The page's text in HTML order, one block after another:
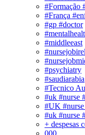
#Formação
#França
#gp #doctor
#middleeast
#psychiatry
#saudiarabia
#Tecnico
#uk #nurse
#UK
#uk #nurse
+ despesas
000